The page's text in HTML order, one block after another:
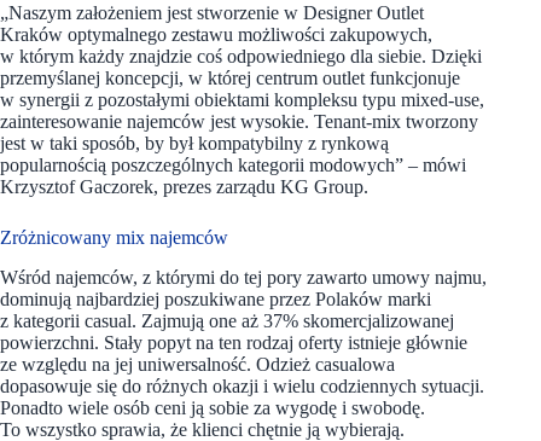
„Naszym założeniem jest stworzenie w Designer Outlet
Kraków optymalnego zestawu możliwości zakupowych,
w którym każdy znajdzie coś odpowiedniego dla siebie. Dzięki
przemyślanej koncepcji, w której centrum outlet funkcjonuje
w synergii z pozostałymi obiektami kompleksu typu mixed-use,
zainteresowanie najemców jest wysokie. Tenant-mix tworzony
jest w taki sposób, by był kompatybilny z rynkową
popularnością poszczególnych kategorii modowych” – mówi
Krzysztof Gaczorek, prezes zarządu KG Group.
Zróżnicowany mix najemców
Wśród najemców, z którymi do tej pory zawarto umowy najmu,
dominują najbardziej poszukiwane przez Polaków marki
z kategorii casual. Zajmują one aż 37% skomercjalizowanej
powierzchni. Stały popyt na ten rodzaj oferty istnieje głównie
ze względu na jej uniwersalność. Odzież casualowa
dopasowuje się do różnych okazji i wielu codziennych sytuacji.
Ponadto wiele osób ceni ją sobie za wygodę i swobodę.
To wszystko sprawia, że klienci chętnie ją wybierają.